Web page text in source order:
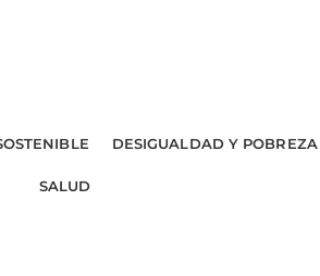
DESIGUALDAD Y POBREZA
SALUD